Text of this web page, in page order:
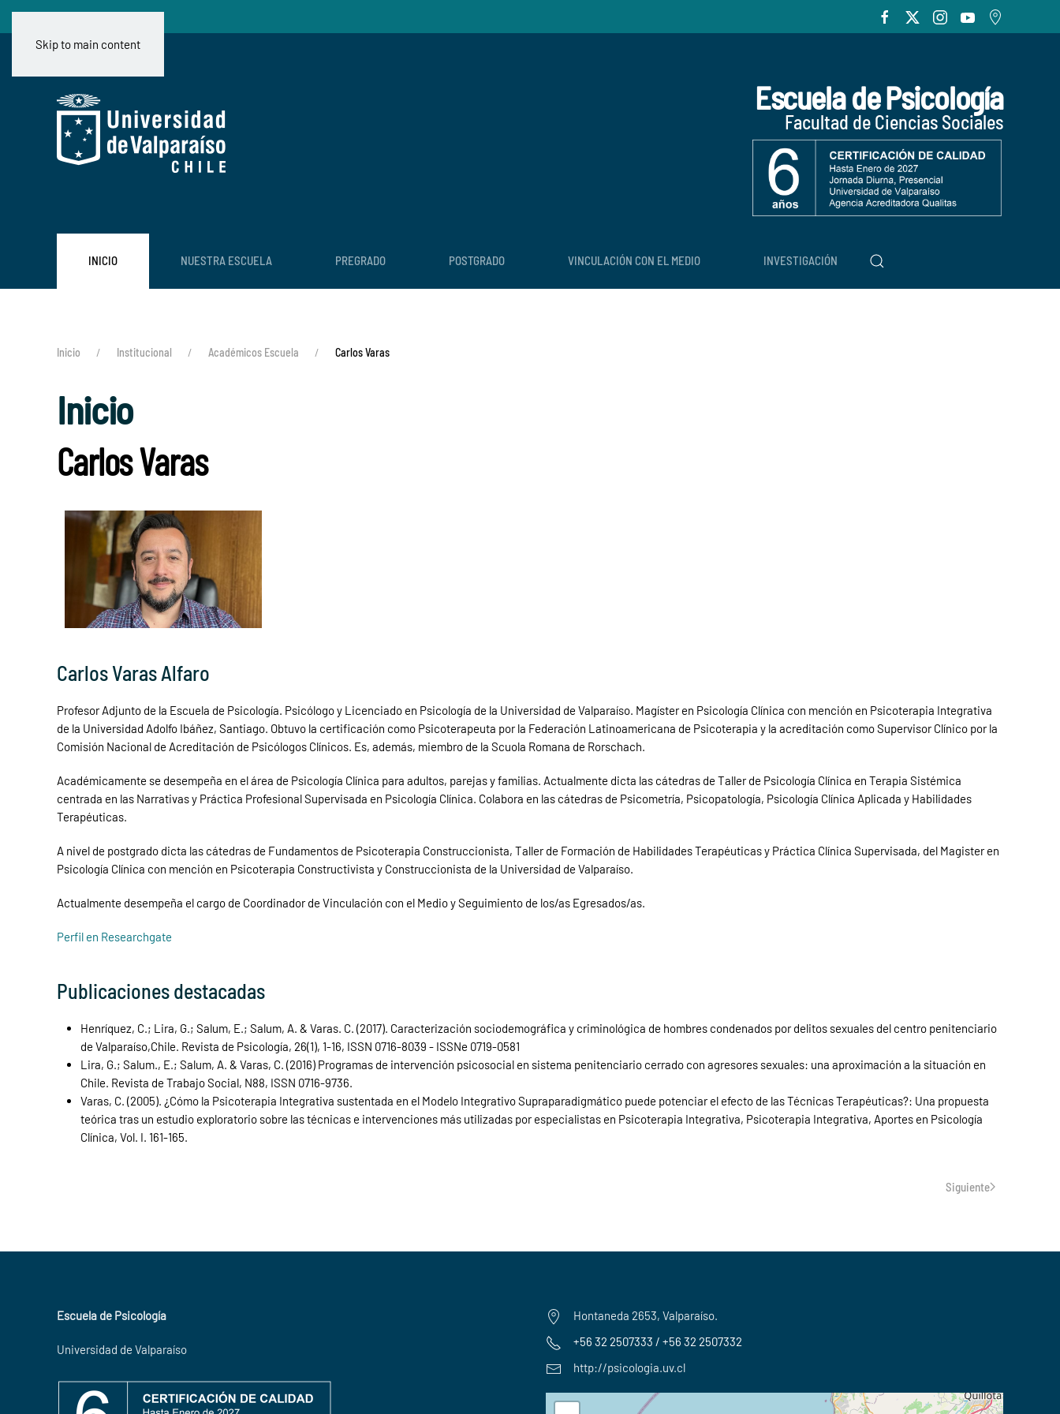
Skip to main content
Escuela de Psicología
Facultad de Ciencias Sociales
INICIO NUESTRA ESCUELA PREGRADO POSTGRADO VINCULACIÓN CON EL MEDIO INVESTIGACIÓN
Inicio Institucional Académicos Escuela Carlos Varas
Inicio
Carlos Varas
Carlos Varas Alfaro
Profesor Adjunto de la Escuela de Psicología. Psicólogo y Licenciado en Psicología de la Universidad de Valparaíso. Magíster en Psicología Clínica con mención en Psicoterapia Integrativa
de la Universidad Adolfo Ibáñez, Santiago. Obtuvo la certificación como Psicoterapeuta por la Federación Latinoamericana de Psicoterapia y la acreditación como Supervisor Clínico por la
Comisión Nacional de Acreditación de Psicólogos Clínicos. Es, además, miembro de la Scuola Romana de Rorschach.
Académicamente se desempeña en el área de Psicología Clínica para adultos, parejas y familias. Actualmente dicta las cátedras de Taller de Psicología Clínica en Terapia Sistémica
centrada en las Narrativas y Práctica Profesional Supervisada en Psicología Clínica. Colabora en las cátedras de Psicometría, Psicopatología, Psicología Clínica Aplicada y Habilidades
Terapéuticas.
A nivel de postgrado dicta las cátedras de Fundamentos de Psicoterapia Construccionista, Taller de Formación de Habilidades Terapéuticas y Práctica Clínica Supervisada, del Magister en
Psicología Clínica con mención en Psicoterapia Constructivista y Construccionista de la Universidad de Valparaíso.
Actualmente desempeña el cargo de Coordinador de Vinculación con el Medio y Seguimiento de los/as Egresados/as.
Perfil en Researchgate
Publicaciones destacadas
Henríquez, C.; Lira, G.; Salum, E.; Salum, A. & Varas. C. (2017). Caracterización sociodemográfica y criminológica de hombres condenados por delitos sexuales del centro penitenciario
de Valparaíso,Chile. Revista de Psicología, 26(1), 1-16, ISSN 0716-8039 - ISSNe 0719-0581
Lira, G.; Salum., E.; Salum, A. & Varas, C. (2016) Programas de intervención psicosocial en sistema penitenciario cerrado con agresores sexuales: una aproximación a la situación en
Chile. Revista de Trabajo Social, N88, ISSN 0716-9736.
Varas, C. (2005). ¿Cómo la Psicoterapia Integrativa sustentada en el Modelo Integrativo Supraparadigmático puede potenciar el efecto de las Técnicas Terapéuticas?: Una propuesta
teórica tras un estudio exploratorio sobre las técnicas e intervenciones más utilizadas por especialistas en Psicoterapia Integrativa, Psicoterapia Integrativa, Aportes en Psicología
Clínica, Vol. I. 161-165.
Siguiente
Escuela de Psicología
Universidad de Valparaíso
Hontaneda 2653, Valparaíso.
+56 32 2507333 / +56 32 2507332
http://psicologia.uv.cl